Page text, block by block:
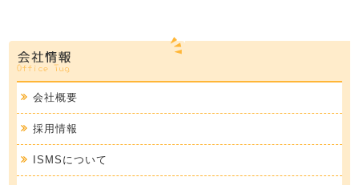
会社概要
採用情報
ISMSについて